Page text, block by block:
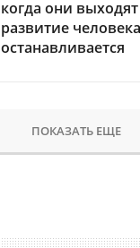
когда они
развитие человека
останавливается
ПОКАЗАТЬ ЕЩЕ